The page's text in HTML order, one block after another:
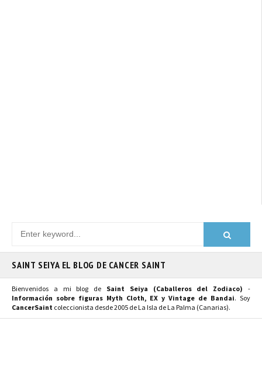
SAINT SEIYA EL BLOG DE CANCER SAINT
Bienvenidos a mi blog de Saint Seiya (Caballeros del Zodiaco) -
Información sobre figuras Myth Cloth, EX y Vintage de Bandai. Soy
CancerSaint coleccionista desde 2005 de La Isla de La Palma (Canarias).